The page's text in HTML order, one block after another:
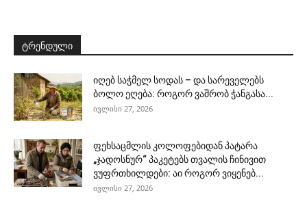
ტრენდული
იღებ საჭმელ სოდას – და სარეველებს
ბოლო ეღება: როგორ ვაშრობ ჭანგასა...
ივლისი 27, 2026
ფეხსაცმლის კოლოფებიდან პატარა
„ჯადოსნურ“ პაკეტებს თვალის ჩინივით
ვუფრთხილდები: აი როგორ ვიყენებ...
ივლისი 27, 2026